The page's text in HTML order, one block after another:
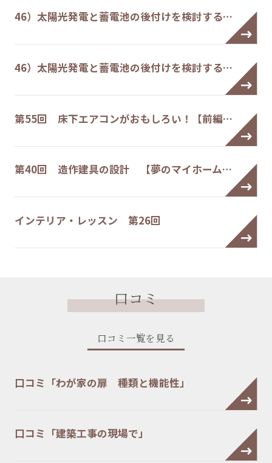
46）太陽光発電と蓄電池の後付けを検討する…
46）太陽光発電と蓄電池の後付けを検討する…
第55回 床下エアコンがおもしろい！【前編…
第40回 造作建具の設計 【夢のマイホーム…
インテリア・レッスン 第26回
口コミ
口コミ一覧を見る
口コミ「わが家の扉 種類と機能性」
口コミ「建築工事の現場で」